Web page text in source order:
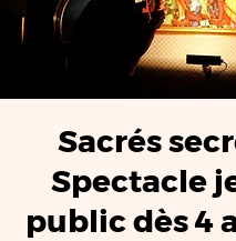
Sacrés
Spectacle
public dès 4